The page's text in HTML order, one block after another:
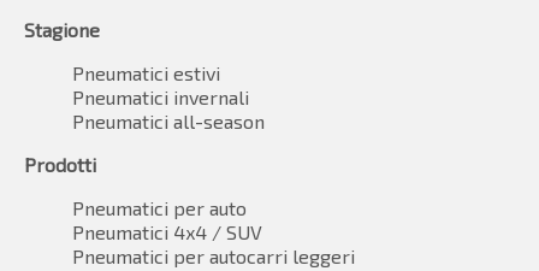
Stagione
Pneumatici estivi
Pneumatici invernali
Pneumatici all-season
Prodotti
Pneumatici per auto
Pneumatici 4x4 / SUV
Pneumatici per autocarri leggeri